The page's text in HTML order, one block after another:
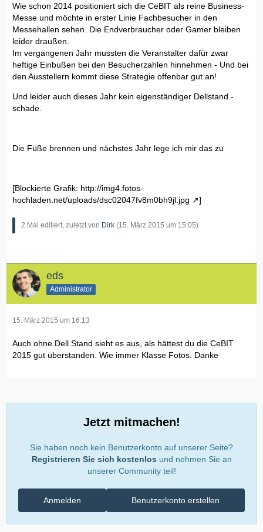
Wie schon 2014 positioniert sich die CeBIT als reine Business-
Messe und möchte in erster Linie Fachbesucher in den
Messehallen sehen. Die Endverbraucher oder Gamer bleiben
leider draußen.
Im vergangenen Jahr mussten die Veranstalter dafür zwar
heftige Einbußen bei den Besucherzahlen hinnehmen - Und bei
den Ausstellern kommt diese Strategie offenbar gut an!
Und leider auch dieses Jahr kein eigenständiger Dellstand -
schade.
Die Füße brennen und nächstes Jahr lege ich mir das zu
[Blockierte Grafik: http://img4.fotos-
hochladen.net/uploads/dsc02047fv8m0bh9jl.jpg
]
2 Mal editiert, zuletzt von Dirk (15. März 2015 um 15:05)
eds
Administrator
15. März 2015 um 16:13
Auch ohne Dell Stand sieht es aus, als hättest du die CeBIT
2015 gut überstanden. Wie immer Klasse Fotos. Danke
Jetzt mitmachen!
Sie haben noch kein Benutzerkonto auf unserer Seite?
Registrieren Sie sich kostenlos und nehmen Sie an
unserer Community teil!
Benutzerkonto erstellen
Anmelden